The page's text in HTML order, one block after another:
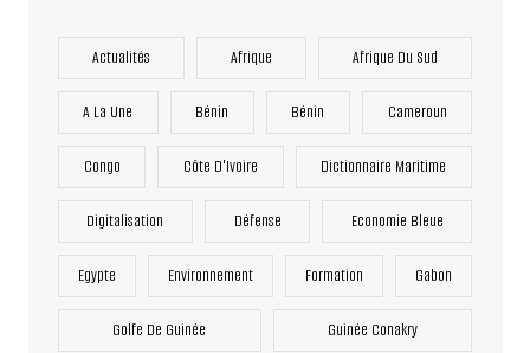
Actualités Afrique Afrique Du Sud
A La Une Bénin Bénin Cameroun
Congo Côte D'Ivoire Dictionnaire Maritime
Digitalisation Défense Economie Bleue
Egypte Environnement Formation Gabon
Golfe De Guinée Guinée Conakry